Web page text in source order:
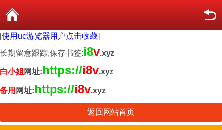
[使用uc游览器用户点击收藏]
长期留意跟踪,保存书签:i8v.xyz
白小姐 网址:https://i8v.xyz
备用 网址:https://i8v.xyz
返回网站首页